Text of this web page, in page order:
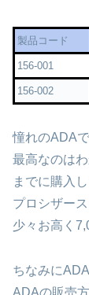
製品コード
156-001
156-002
憧れのADA
最高なのは
までに購入
プロシザー
少々お高く
ちなみに